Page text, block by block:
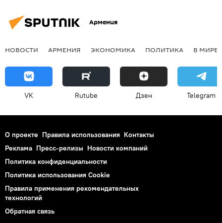
Армения
НОВОСТИ АРМЕНИЯ ЭКОНОМИКА ПОЛИТИКА В МИРЕ
VK Rutube Дзен Telegram
О проекте Правила использования Контакты
Реклама Пресс-релизы Новости компаний
Политика конфиденциальности
Политика использования Cookie
Правила применения рекомендательных
технологий
Обратная связь